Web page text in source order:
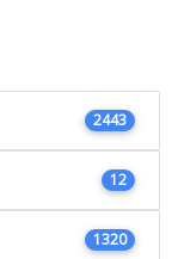
2443
12
1320